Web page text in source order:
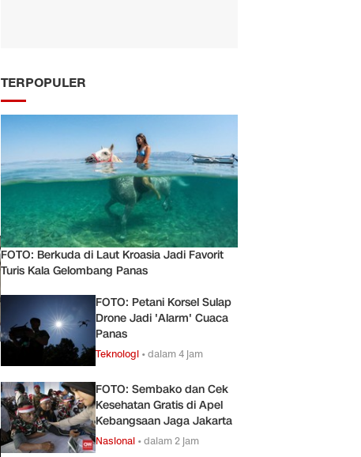
TERPOPULER
FOTO: Berkuda di Laut Kroasia Jadi Favorit
Turis Kala Gelombang Panas
FOTO: Petani Korsel Sulap
Drone Jadi 'Alarm' Cuaca
Panas
Teknologi •dalam 4 jam
FOTO: Sembako dan Cek
Kesehatan Gratis di Apel
Kebangsaan Jaga Jakarta
Nasional •dalam 2 jam